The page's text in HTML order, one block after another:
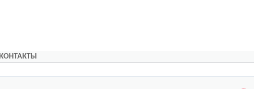
КОНТАКТЫ